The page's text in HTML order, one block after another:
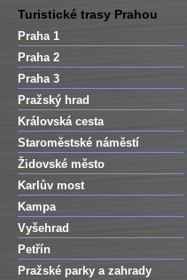
Turistické trasy Prahou
Praha 1
Praha 2
Praha 3
Pražský hrad
Královská cesta
Staroměstské náměstí
Židovské město
Karlův most
Kampa
Vyšehrad
Petřín
Pražské parky a zahrady